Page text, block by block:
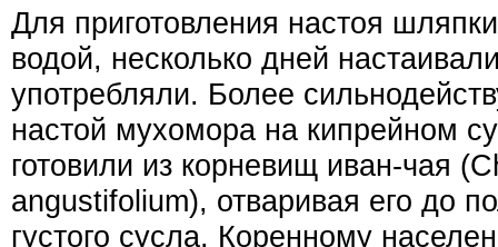
Для приготовления настоя
водой, несколько дней
употребляли. Более
настой мухомора на кипрейном
готовили из корневищ иван-чая
angustifolium), отваривая его до
густого сусла. Коренному